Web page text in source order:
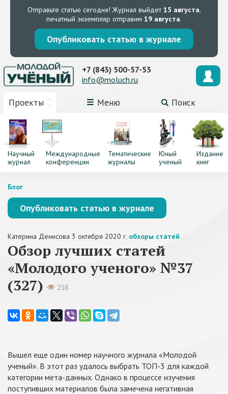
Отправьте статью сегодня! Журнал выйдет15 августа,
печатный экземпляр отправим 19 августа.
Опубликовать статью в журнале
Проекты Меню Поиск
+7 (843) 500-57-53
info@moluch.ru
Научный
журнал
Международные
конференции
Тематические
журналы
Юный
ученый
Издание
книг
Блог
Опубликовать статью в журнале
Катерина Денисова 3 октября 2020 г. обзоры статей
Обзор лучших статей
«Молодого ученого» №37
(327)
218
Вышел еще один номер научного журнала «Молодой
ученый». В этот раз удалось выбрать ТОП-3 для каждой
категории мета-данных. Однако в процессе изучения
поступивших материалов была замечена негативная